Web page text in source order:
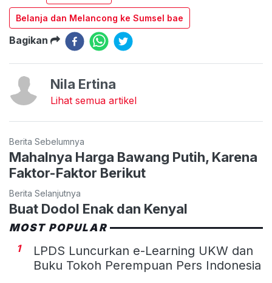
Belanja dan Melancong ke Sumsel bae
Bagikan
Nila Ertina
Lihat semua artikel
Berita Sebelumnya
Mahalnya Harga Bawang Putih, Karena
Faktor-Faktor Berikut
Berita Selanjutnya
Buat Dodol Enak dan Kenyal
MOST POPULAR
1
LPDS Luncurkan e-Learning UKW dan
Buku Tokoh Perempuan Pers Indonesia